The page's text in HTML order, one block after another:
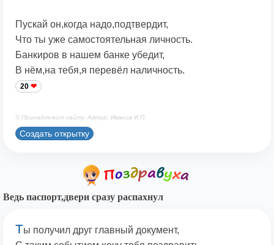
Пускай он,когда надо,подтвердит,
Что ты уже самостоятельная личность.
Банкиров в нашем банке убедит,
В нём,на тебя,я перевёл наличность.
20
© Принадлежит сайту. Автор: Иванов И.П.
Создать открытку
Ведь паспорт,двери сразу распахнул
Ты получил друг главный документ,